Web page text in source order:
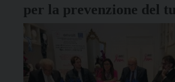
per la prevenzione del
prostata